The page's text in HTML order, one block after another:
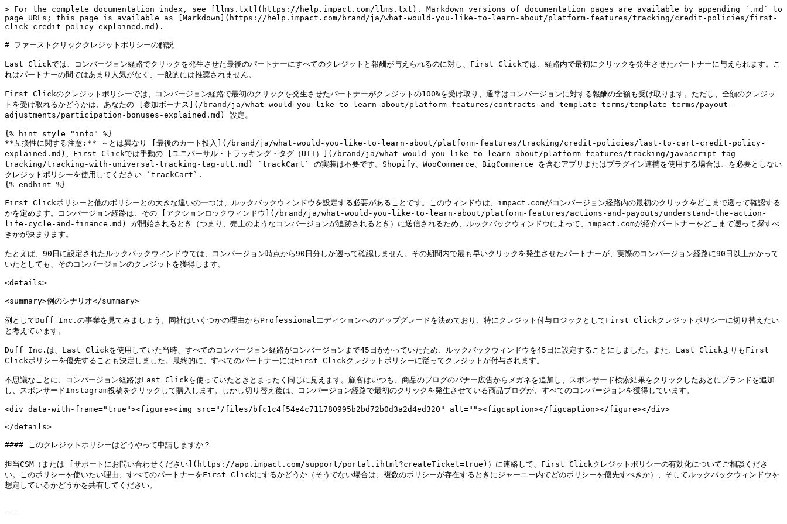
> For the complete documentation index, see [llms.txt](https://help.impact.com/llms.txt). Markdown versions of documentation pages are available by appending `.md` to
page URLs; this page is available as [Markdown](https://help.impact.com/brand/ja/what-would-you-like-to-learn-about/platform-features/tracking/credit-policies/first-
click-credit-policy-explained.md).
# ファーストクリッククレジットポリシーの解説
Last Clickでは、コンバージョン経路でクリックを発生させた最後のパートナーにすべてのクレジットと報酬が与えられるのに対し、First Clickでは、経路内で最初にクリックを発生させたパートナーに与えられます。こ
れはパートナーの間ではあまり人気がなく、一般的には推奨されません。
First Clickのクレジットポリシーでは、コンバージョン経路で最初のクリックを発生させたパートナーがクレジットの100%を受け取り、通常はコンバージョンに対する報酬の全額も受け取ります。ただし、全額のクレジッ
トを受け取れるかどうかは、あなたの [参加ボーナス](/brand/ja/what-would-you-like-to-learn-about/platform-features/contracts-and-template-terms/template-terms/payout-
adjustments/participation-bonuses-explained.md) 設定。
{% hint style="info" %}
**互換性に関する注意:** ～とは異なり [最後のカート投入](/brand/ja/what-would-you-like-to-learn-about/platform-features/tracking/credit-policies/last-to-cart-credit-policy-
explained.md)、First Clickでは手動の [ユニバーサル・トラッキング・タグ（UTT）](/brand/ja/what-would-you-like-to-learn-about/platform-features/tracking/javascript-tag-
tracking/tracking-with-universal-tracking-tag-utt.md) `trackCart` の実装は不要です。Shopify、WooCommerce、BigCommerce を含むアプリまたはプラグイン連携を使用する場合は、を必要としない
クレジットポリシーを使用してください `trackCart`.
{% endhint %}
First Clickポリシーと他のポリシーとの大きな違いの一つは、ルックバックウィンドウを設定する必要があることです。このウィンドウは、impact.comがコンバージョン経路内の最初のクリックをどこまで遡って確認する
かを定めます。コンバージョン経路は、その [アクションロックウィンドウ](/brand/ja/what-would-you-like-to-learn-about/platform-features/actions-and-payouts/understand-the-action-
life-cycle-and-finance.md) が開始されるとき（つまり、売上のようなコンバージョンが追跡されるとき）に送信されるため、ルックバックウィンドウによって、impact.comが紹介パートナーをどこまで遡って探すべ
きかが決まります。
たとえば、90日に設定されたルックバックウィンドウでは、コンバージョン時点から90日分しか遡って確認しません。その期間内で最も早いクリックを発生させたパートナーが、実際のコンバージョン経路に90日以上かかって
いたとしても、そのコンバージョンのクレジットを獲得します。
<details>
<summary>例のシナリオ</summary>
例としてDuff Inc.の事業を見てみましょう。同社はいくつかの理由からProfessionalエディションへのアップグレードを決めており、特にクレジット付与ロジックとしてFirst Clickクレジットポリシーに切り替えたい
と考えています。
Duff Inc.は、Last Clickを使用していた当時、すべてのコンバージョン経路がコンバージョンまで45日かかっていたため、ルックバックウィンドウを45日に設定することにしました。また、Last ClickよりもFirst
Clickポリシーを優先することも決定しました。最終的に、すべてのパートナーにはFirst Clickクレジットポリシーに従ってクレジットが付与されます。
不思議なことに、コンバージョン経路はLast Clickを使っていたときとまったく同じに見えます。顧客はいつも、商品のブログのバナー広告からメガネを追加し、スポンサード検索結果をクリックしたあとにブランドを追加
し、スポンサードInstagram投稿をクリックして購入します。しかし切り替え後は、コンバージョン経路で最初のクリックを発生させている商品ブログが、すべてのコンバージョンを獲得しています。
<div data-with-frame="true"><figure><img src="/files/bfc1c4f54e4c711780995b2bd72b0d3a2d4ed320" alt=""><figcaption></figcaption></figure></div>
</details>
#### このクレジットポリシーはどうやって申請しますか？
担当CSM（または [サポートにお問い合わせください](https://app.impact.com/support/portal.ihtml?createTicket=true)）に連絡して、First Clickクレジットポリシーの有効化についてご相談くださ
い。このポリシーを使いたい理由、すべてのパートナーをFirst Clickにするかどうか（そうでない場合は、複数のポリシーが存在するときにジャーニー内でどのポリシーを優先すべきか）、そしてルックバックウィンドウを
想定しているかどうかを共有してください。
---